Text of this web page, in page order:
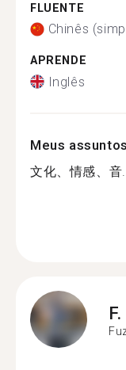
FLUENTE
Chinês
APRENDE
Inglês
Meus
文化、情感、音...
F.